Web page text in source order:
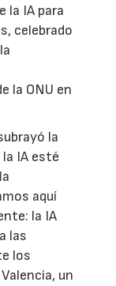
la IA para
celebrado
la ONU en
la
la IA esté
aquí
la IA
las
los
un